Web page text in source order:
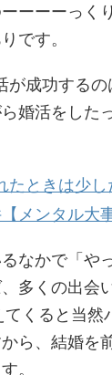
ーーーっく
です。
が成功するの
婚活をした
たときは少
メンタル大事
なかで「や
多くの出会
くると当然
ら、結婚を
。